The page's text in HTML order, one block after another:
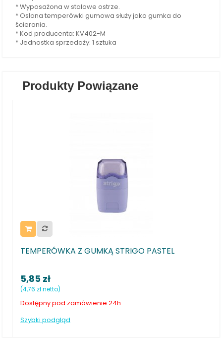
* Wyposażona w stalowe ostrze.
* Osłona temperówki gumowa służy jako gumka do
ścierania.
* Kod producenta: KV402-M
* Jednostka sprzedaży: 1 sztuka
Produkty Powiązane
Z GUMKĄ STRIGO PASTEL
24h
Temperówka